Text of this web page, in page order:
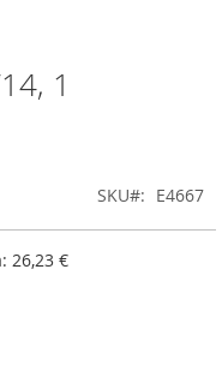
1
SKU E4667
26,23 €